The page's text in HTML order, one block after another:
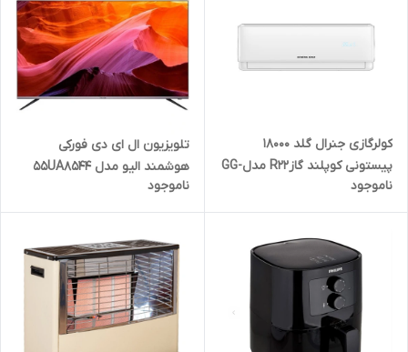
کولرگازی جنرال گلد ۱۸۰۰۰
پیستونی کوپلند گازR22 مدلGG-
AP18000 ULTRA
ناموجود
تلویزیون ال ای دی فورکی
هوشمند الیو مدل 55UA8544
سایز 55 اینچ
ناموجود